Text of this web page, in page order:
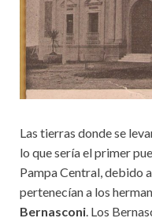
Las tierras donde se
lo que sería el primer
Pampa Central, debido
pertenecían a los
Bernasconi . Los